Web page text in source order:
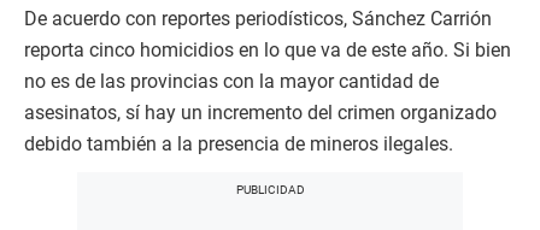
De acuerdo con reportes periodísticos, Sánchez Carrión
reporta cinco homicidios en lo que va de este año. Si bien
no es de las provincias con la mayor cantidad de
asesinatos, sí hay un incremento del crimen organizado
debido también a la presencia de mineros ilegales.